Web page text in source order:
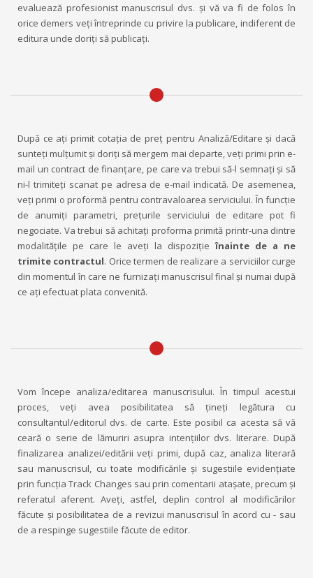
evaluează profesionist manuscrisul dvs. şi vă va fi de folos în
orice demers veţi întreprinde cu privire la publicare, indiferent de
editura unde doriţi să publicaţi.
După ce aţi primit cotaţia de preţ pentru Analiză/Editare şi dacă
sunteţi mulţumit şi doriţi să mergem mai departe, veți primi prin e-
mail un contract de finanțare, pe care va trebui să-l semnaţi şi să
ni-l trimiteţi scanat pe adresa de e-mail indicată. De asemenea,
veţi primi o proformă pentru contravaloarea serviciului. În funcție
de anumiți parametri, prețurile serviciului de editare pot fi
negociate. Va trebui să achitaţi proforma primită printr-una dintre
modalităţile pe care le aveţi la dispoziţieînainte de a ne
trimite contractul. Orice termen de realizare a serviciilor curge
din momentul în care ne furnizați manuscrisul final și numai după
ce ați efectuat plata convenită.
Vom începe analiza/editarea manuscrisului. În timpul acestui
proces, veţi avea posibilitatea să ţineţi legătura cu
consultantul/editorul dvs. de carte. Este posibil ca acesta să vă
ceară o serie de lămuriri asupra intenţiilor dvs. literare. După
finalizarea analizei/editării veţi primi, după caz, analiza literară
sau manuscrisul, cu toate modificările şi sugestiile evidenţiate
prin funcţia Track Changes sau prin comentarii ataşate, precum şi
referatul aferent. Aveţi, astfel, deplin control al modificărilor
făcute şi posibilitatea de a revizui manuscrisul în acord cu - sau
de a respinge sugestiile făcute de editor.